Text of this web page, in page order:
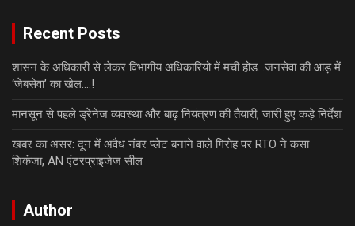
Recent Posts
शासन के अधिकारी से लेकर विभागीय अधिकारियो में मची होड…जनसेवा की आड़ में
‘जेबसेवा’ का खेल….!
मानसून से पहले ड्रेनेज व्यवस्था और बाढ़ नियंत्रण की तैयारी, जारी हुए कड़े निर्देश
खबर का असर: दून में अवैध नंबर प्लेट बनाने वाले गिरोह पर RTO ने कसा
शिकंजा, AN एंटरप्राइजेज सील
Author